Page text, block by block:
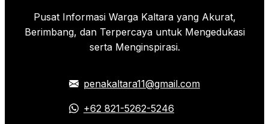
Pusat Informasi Warga Kaltara yang Akurat,
Berimbang, dan Terpercaya untuk Mengedukasi
serta Menginspirasi.
penakaltara11@gmail.com
+62 821-5262-5246